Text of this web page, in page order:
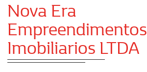
Nova Era
Empreendimentos
Imobiliarios LTDA